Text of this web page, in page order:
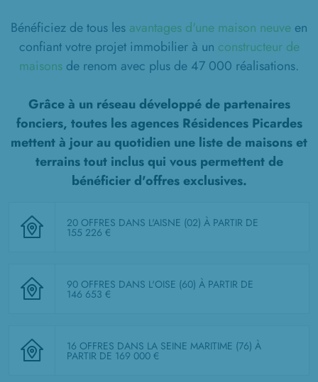
Bénéficiez de tous les avantages d'une maison neuve en
confiant votre projet immobilier à un constructeur de
maisons de renom avec plus de 47 000 réalisations.
Grâce à un réseau développé de partenaires
fonciers, toutes les agences Résidences Picardes
mettent à jour au quotidien une liste de maisons et
terrains tout inclusqui vous permettent de
bénéficier d'offres exclusives.
20 OFFRES DANS L'AISNE (02) À PARTIR DE
155 226 €
90 OFFRES DANS L'OISE (60) À PARTIR DE
146 653 €
16 OFFRES DANS LA SEINE MARITIME (76) À
PARTIR DE 169 000 €